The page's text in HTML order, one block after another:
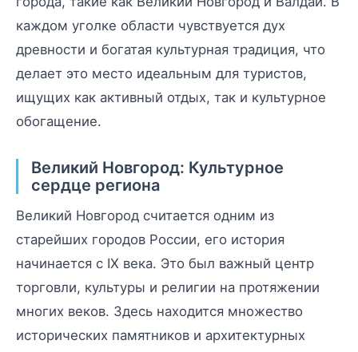
каждом уголке области чувствуется дух
древности и богатая культурная традиция, что
делает это место идеальным для туристов,
ищущих как активный отдых, так и культурное
обогащение.
Великий Новгород: Культурное
сердце региона
Великий Новгород считается одним из
старейших городов России, его история
начинается с IX века. Это был важный центр
торговли, культуры и религии на протяжении
многих веков. Здесь находится множество
исторических памятников и архитектурных